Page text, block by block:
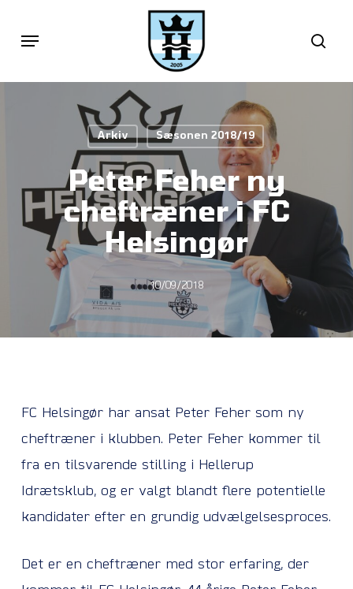
Menu
Arkiv Sæsonen 2018/19
Peter Feher ny
cheftræner i FC
Helsingør
10/09/2018
FC Helsingør har ansat Peter Feher som ny
cheftræner i klubben. Peter Feher kommer til
fra en tilsvarende stilling i Hellerup
Idrætsklub, og er valgt blandt flere potentielle
kandidater efter en grundig udvælgelsesproces.
Det er en cheftræner med stor erfaring, der